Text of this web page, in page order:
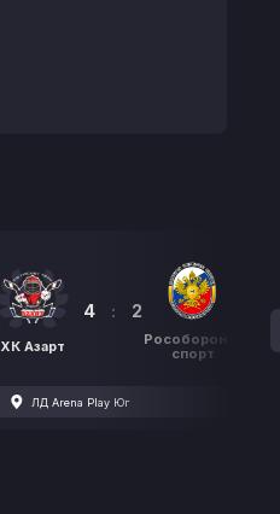
ХК Азарт
4 : 2
Рособоронэк
спорт
ЛД Arena Play Юг